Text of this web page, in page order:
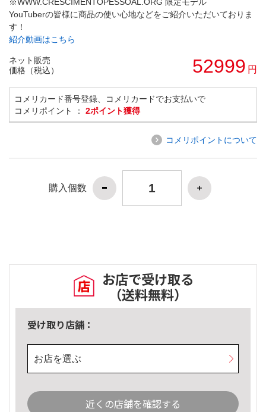
YouTuberの皆様に商品の使い心地などをご紹介いただいておりま
す！
紹介動画はこちら
ネット販売
価格（税込）
52999 円
コメリカード番号登録、コメリカードでお支払いで
コメリポイント ： 2ポイント獲得
コメリポイントについて
購入個数
お店で受け取る
（送料無料）
受け取り店舗：
お店を選ぶ
近くの店舗を確認する